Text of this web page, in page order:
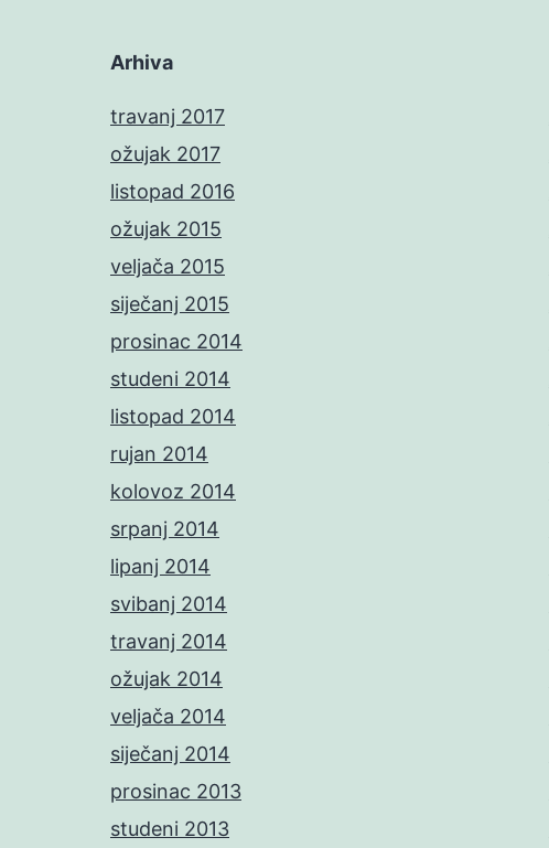
Arhiva
travanj 2017
ožujak 2017
listopad 2016
ožujak 2015
veljača 2015
siječanj 2015
prosinac 2014
studeni 2014
listopad 2014
rujan 2014
kolovoz 2014
srpanj 2014
lipanj 2014
svibanj 2014
travanj 2014
ožujak 2014
veljača 2014
siječanj 2014
prosinac 2013
studeni 2013